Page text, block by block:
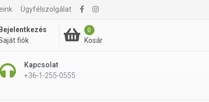
Ügyfélszolgálat
Bejelentkezés
fiók
0
Kosár
Kapcsolat
+36-1-255-0555
Ft Kosárba rakom